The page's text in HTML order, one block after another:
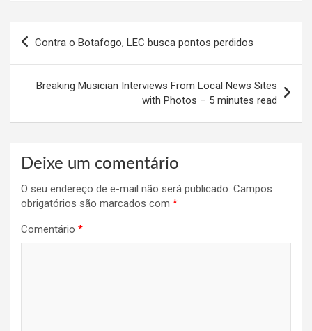
Contra o Botafogo, LEC busca pontos perdidos
Breaking Musician Interviews From Local News Sites
with Photos – 5 minutes read
Deixe um comentário
O seu endereço de e-mail não será publicado. Campos
obrigatórios são marcados com *
Comentário *